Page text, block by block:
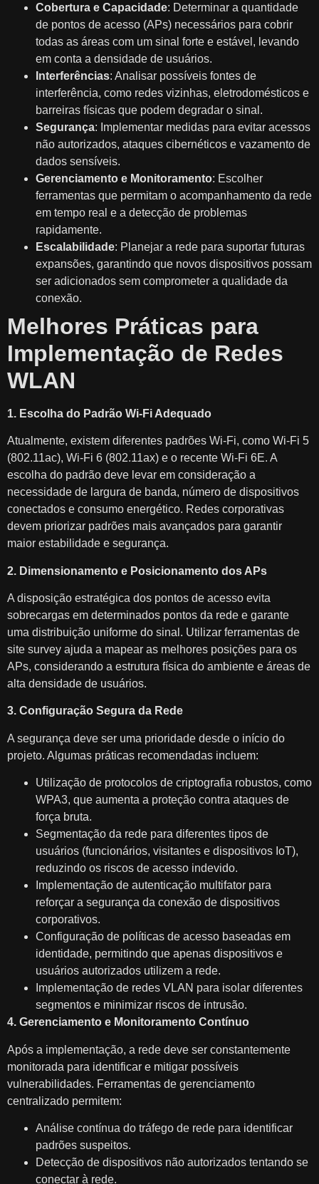
Cobertura e Capacidade: Determinar a quantidade
de pontos de acesso (APs) necessários para cobrir
todas as áreas com um sinal forte e estável, levando
em conta a densidade de usuários.
Interferências: Analisar possíveis fontes de
interferência, como redes vizinhas, eletrodomésticos e
barreiras físicas que podem degradar o sinal.
Segurança: Implementar medidas para evitar acessos
não autorizados, ataques cibernéticos e vazamento de
dados sensíveis.
Gerenciamento e Monitoramento: Escolher
ferramentas que permitam o acompanhamento da rede
em tempo real e a detecção de problemas
rapidamente.
Escalabilidade: Planejar a rede para suportar futuras
expansões, garantindo que novos dispositivos possam
ser adicionados sem comprometer a qualidade da
conexão.
Melhores Práticas para
Implementação de Redes
WLAN
1. Escolha do Padrão Wi-Fi Adequado
Atualmente, existem diferentes padrões Wi-Fi, como Wi-Fi 5
(802.11ac), Wi-Fi 6 (802.11ax) e o recente Wi-Fi 6E. A
escolha do padrão deve levar em consideração a
necessidade de largura de banda, número de dispositivos
conectados e consumo energético. Redes corporativas
devem priorizar padrões mais avançados para garantir
maior estabilidade e segurança.
2. Dimensionamento e Posicionamento dos APs
A disposição estratégica dos pontos de acesso evita
sobrecargas em determinados pontos da rede e garante
uma distribuição uniforme do sinal. Utilizar ferramentas de
site survey ajuda a mapear as melhores posições para os
APs, considerando a estrutura física do ambiente e áreas de
alta densidade de usuários.
3. Configuração Segura da Rede
A segurança deve ser uma prioridade desde o início do
projeto. Algumas práticas recomendadas incluem:
Utilização de protocolos de criptografia robustos, como
WPA3, que aumenta a proteção contra ataques de
força bruta.
Segmentação da rede para diferentes tipos de
usuários (funcionários, visitantes e dispositivos IoT),
reduzindo os riscos de acesso indevido.
Implementação de autenticação multifator para
reforçar a segurança da conexão de dispositivos
corporativos.
Configuração de políticas de acesso baseadas em
identidade, permitindo que apenas dispositivos e
usuários autorizados utilizem a rede.
Implementação de redes VLAN para isolar diferentes
segmentos e minimizar riscos de intrusão.
4. Gerenciamento e Monitoramento Contínuo
Após a implementação, a rede deve ser constantemente
monitorada para identificar e mitigar possíveis
vulnerabilidades. Ferramentas de gerenciamento
centralizado permitem:
Análise contínua do tráfego de rede para identificar
padrões suspeitos.
Detecção de dispositivos não autorizados tentando se
conectar à rede.